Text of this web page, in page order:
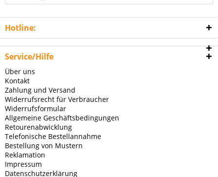
Hotline:
Service/Hilfe
Über uns
Kontakt
Zahlung und Versand
Widerrufsrecht für Verbraucher
Widerrufsformular
Allgemeine Geschäftsbedingungen
Retourenabwicklung
Telefonische Bestellannahme
Bestellung von Mustern
Reklamation
Impressum
Datenschutzerklärung